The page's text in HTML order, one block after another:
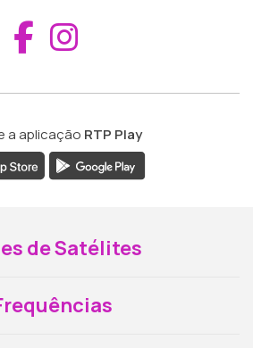
Aceder ao
a aplicação RTP Play
de Satélites